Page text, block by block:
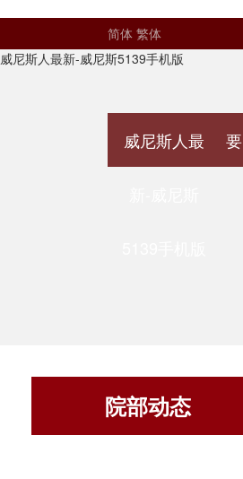
简体 繁体
威尼斯人最新-威尼斯5139手机版
威尼斯人最
院部动态